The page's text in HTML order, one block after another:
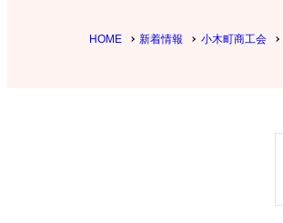
HOME 新着情報 小木町商工会